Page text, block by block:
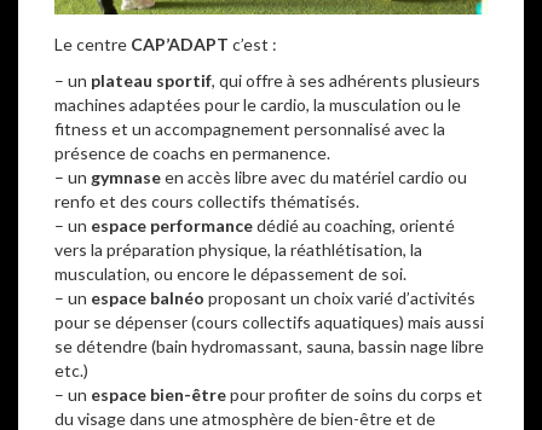
Le centre CAP’ADAPT c’est :
– un plateau sportif, qui offre à ses adhérents plusieurs
machines adaptées pour le cardio, la musculation ou le
fitness et un accompagnement personnalisé avec la
présence de coachs en permanence.
– un gymnaseen accès libre avec du matériel cardio ou
renfo et des cours collectifs thématisés.
– un espace performancedédié au coaching, orienté
vers la préparation physique, la réathlétisation, la
musculation, ou encore le dépassement de soi.
– un espace balnéo proposant un choix varié d’activités
pour se dépenser (cours collectifs aquatiques) mais aussi
se détendre (bain hydromassant, sauna, bassin nage libre
etc.)
– un espace bien-êtrepour profiter de soins du corps et
du visage dans une atmosphère de bien-être et de